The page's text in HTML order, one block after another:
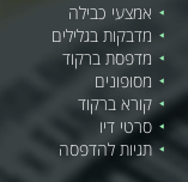
אמצעי כבילה
מדבקות בגלילים
מדפסת ברקוד
מסופונים
קורא ברקוד
סרטי דיו
תגיות להדפסה